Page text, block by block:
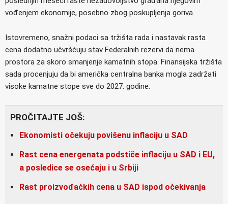
vođenjem ekonomije, posebno zbog poskupljenja goriva.
Istovremeno, snažni podaci sa tržišta rada i nastavak rasta
cena dodatno učvršćuju stav Federalnih rezervi da nema
prostora za skoro smanjenje kamatnih stopa. Finansijska tržišta
sada procenjuju da bi američka centralna banka mogla zadržati
visoke kamatne stope sve do 2027. godine.
PROČITAJTE JOŠ:
Ekonomisti očekuju povišenu inflaciju u SAD
Rast cena energenata podstiče inflaciju u SAD i EU,
a posledice se osećaju i u Srbiji
Rast proizvođačkih cena u SAD ispod očekivanja